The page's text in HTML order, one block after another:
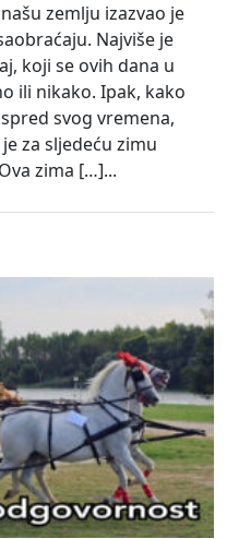
zemlju izazvao je
Najviše je
koji se ovih dana u
ili nikako. Ipak, kako
svog vremena,
za sljedeću zimu
zima […]...